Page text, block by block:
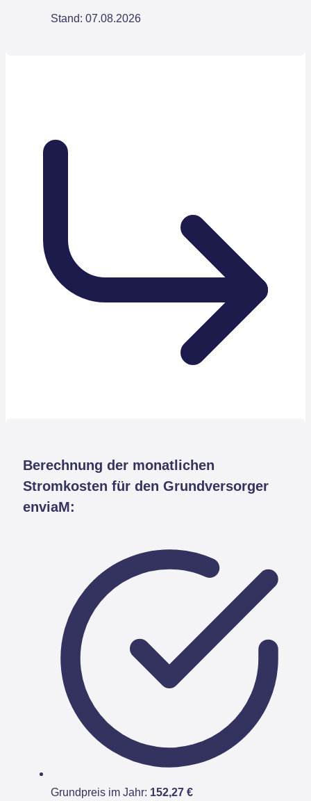
Stand: 07.08.2026
Berechnung der monatlichen
Stromkosten für den Grundversorger
enviaM:
Grundpreis im Jahr: 152,27 €